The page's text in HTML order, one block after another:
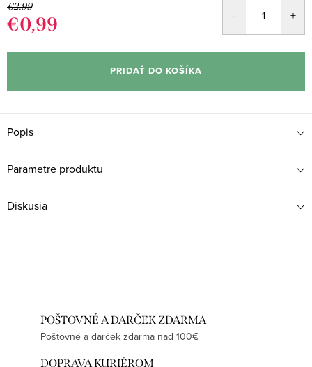
€2,99
€0,99
cena:
PRIDAŤ DO KOŠÍKA
Popis
Parametre produktu
Diskusia
POŠTOVNÉ A DARČEK ZDARMA
Poštovné a darček zdarma nad 100€
DOPRAVA KURIÉROM